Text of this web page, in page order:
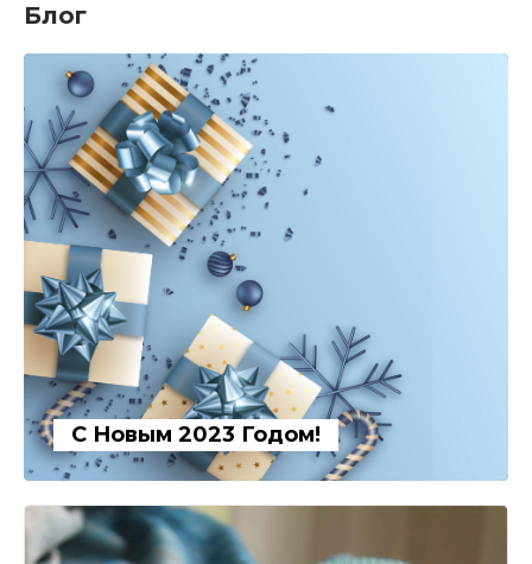
Блог
С Новым 2023 Годом!